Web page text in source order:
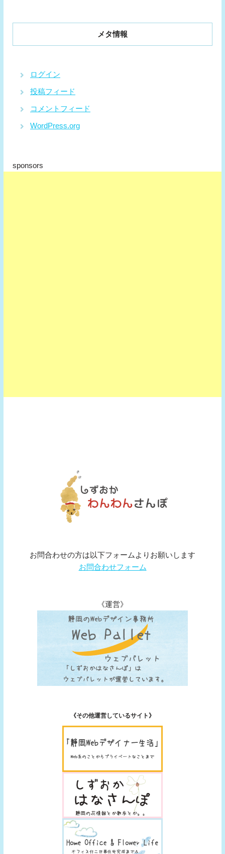
メタ情報
ログイン
投稿フィード
コメントフィード
WordPress.org
sponsors
お問合わせの方は以下フォームよりお願いします
お問合わせフォーム
《運営》
《その他運営しているサイト》